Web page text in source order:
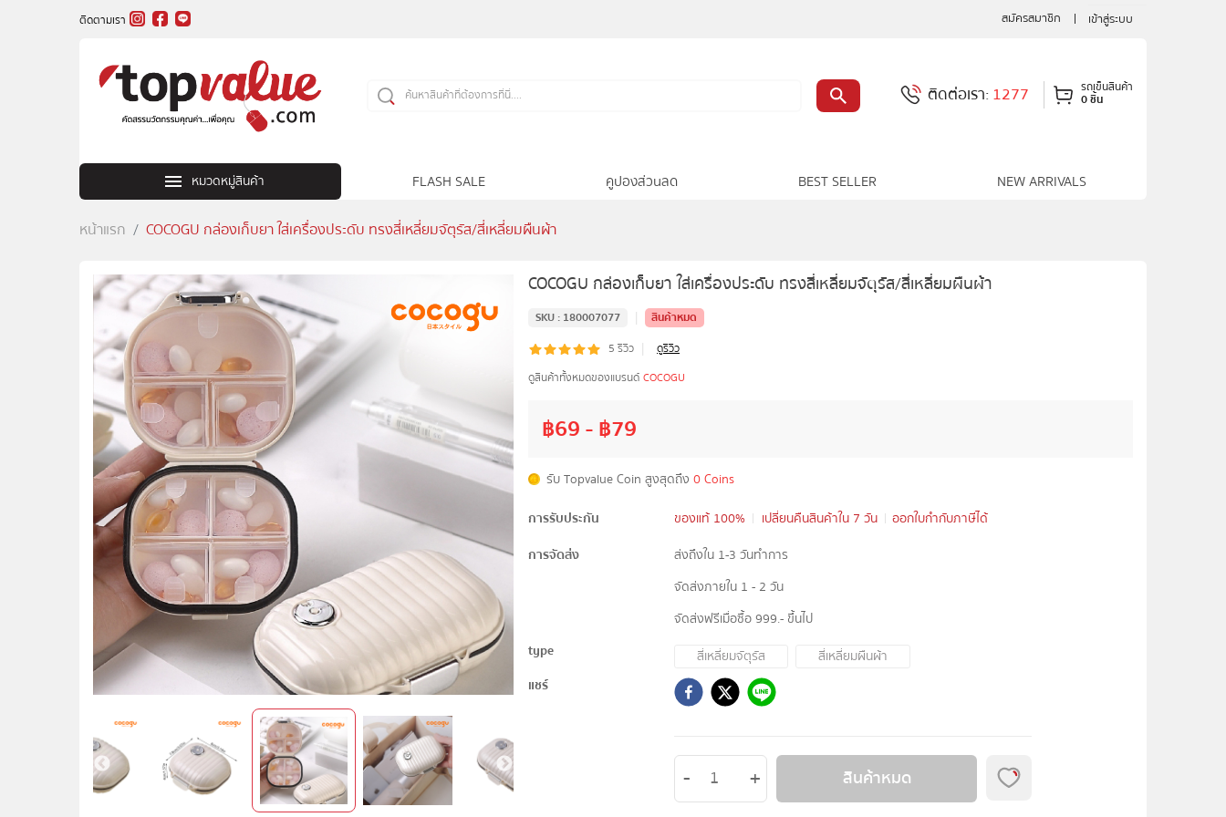
ติดตามเรา สมัครสมาชิก เข้าสู่ระบบ
หมวดหมู่สินค้า FLASH SALE คูปองส่วนลด BEST SELLER NEW ARRIVALS
ติดต่อเรา:1277 รถเข็นสินค้า
0 ชิ้น
หน้าแรก COCOGU กล่องเก็บยา ใส่เครื่องประดับ ทรงสี่เหลี่ยมจัตุรัส/สี่เหลี่ยมผืนผ้า
COCOGU กล่องเก็บยา ใส่เครื่องประดับ ทรงสี่เหลี่ยมจัตุรัส/สี่เหลี่ยมผืนผ้า
SKU : 180007077 |
สินค้าหมด
5 รีวิว |
ดูรีวิว
ดูสินค้าทั้งหมดของแบรนด์ COCOGU
฿69- ฿79
รับ Topvalue Coin สูงสุดถึง 0 Coins
การรับประกัน
ของแท้ 100% เปลี่ยนคืนสินค้าใน 7 วัน
ออกใบกำกับภาษีได้
การจัดส่ง
ส่งถึงใน 1-3 วันทำการ
จัดส่งภายใน 1 - 2 วัน
จัดส่งฟรีเมื่อซื้อ 999.- ขึ้นไป
type
สี่เหลี่ยมจัตุรัส
สี่เหลี่ยมผืนผ้า
แชร์
สินค้าหมด